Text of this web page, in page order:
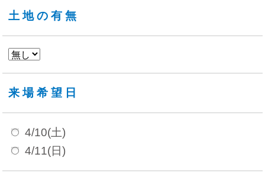
土地の有無
来場希望日
4/10(土)
4/11(日)